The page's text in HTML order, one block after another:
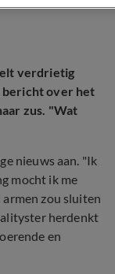
verdrietig
bericht over het
zus. "Wat
nieuws aan. "Ik
mocht ik me
zou sluiten
herdenkt
en